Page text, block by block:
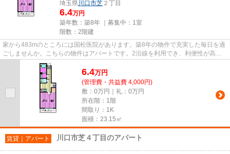
埼玉県川口市芝 ２丁目
6.4万円
築年数：築8年 ｜募集中： 1室
階数：2階建
家から483mのところには国松医院があります。築8年の物件で充実した毎日を過
ごしませんか。こちらの物件はアパートです。2沿線を利用でき、利便性が高い
アパートです。京浜東北線蕨周...
6.4万円
(管理費・共益費 4,000円)
敷：0万円｜礼：0万円
所在階：1階
間取り：1K
面積：23.15㎡
賃貸｜アパート 川口市芝４丁目のアパート